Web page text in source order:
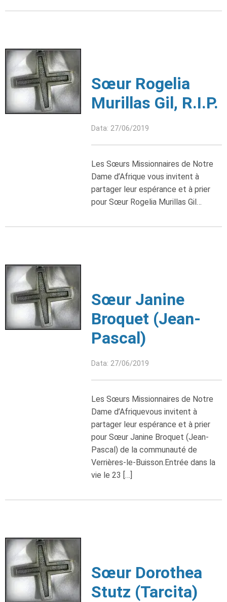
Sœur Rogelia
Murillas Gil, R.I.P.
Data: 27/06/2019
Les Sœurs Missionnaires de Notre
Dame d’Afrique vous invitent à
partager leur espérance et à prier
pour Sœur Rogelia Murillas Gil…
Sœur Janine
Broquet (Jean-
Pascal)
Data: 27/06/2019
Les Sœurs Missionnaires de Notre
Dame d’Afriquevous invitent à
partager leur espérance et à prier
pour Sœur Janine Broquet (Jean-
Pascal) de la communauté de
Verrières-le-Buisson.Entrée dans la
vie le 23 […]
Sœur Dorothea
Stutz (Tarcita)